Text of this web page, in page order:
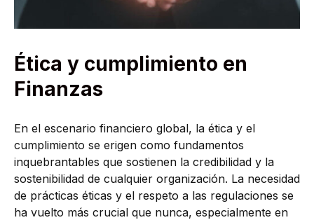
Ética y cumplimiento en
Finanzas
En el escenario financiero global, la ética y el
cumplimiento se erigen como fundamentos
inquebrantables que sostienen la credibilidad y la
sostenibilidad de cualquier organización. La necesidad
de prácticas éticas y el respeto a las regulaciones se
ha vuelto más crucial que nunca, especialmente en